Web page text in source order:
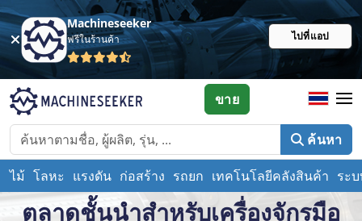
Machineseeker
ฟรีในร้านค้า ไปที่แอป
ค้นหา
ขาย
ไม้ โลหะ แรงดัน ก่อสร้าง รถยก เทคโนโลยีคลังสินค้า ระ
ตลาดชั้นนำสำหรับเครื่องจักรมือ